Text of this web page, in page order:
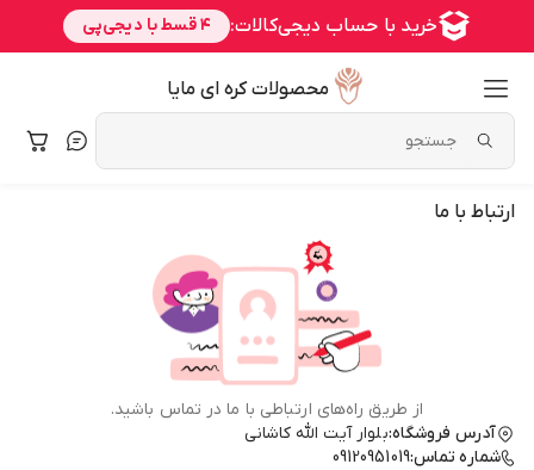
محصولات کره ای مایا
ارتباط با ما
از طریق راه‌های ارتباطی با ما در تماس باشید.
آدرس فروشگاه:بلوار آیت الله کاشانی
شماره تماس:09120951019